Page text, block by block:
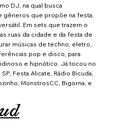
DJ, na qual busca
gêneros que propõe na festa,
Em sets que trazem o
ruas da cidade e da festa de
músicas de techno, eletro,
pop e disco, para
e hipnótico. Já tocou no
Festa Alicate, Rádio Bicuda,
MonstrosCC, Bigorna, e